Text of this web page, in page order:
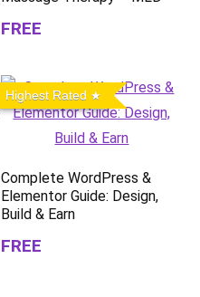
FREE
Highest Rated
Complete WordPress &
Elementor Guide: Design,
Build & Earn
FREE